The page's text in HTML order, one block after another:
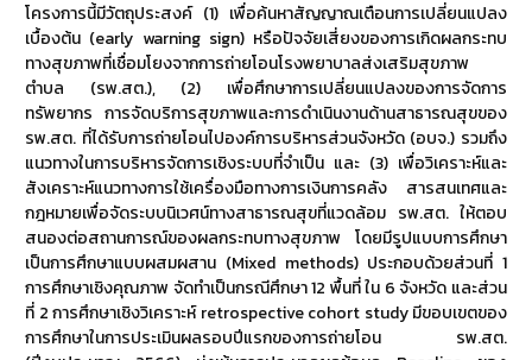
โครงการนี้มีวัตถุประสงค์ (1) เพื่อค้นหาสัญญาณเตือนการเปลี่ยนแปลง
เบื้องต้น (early warning sign) หรือปัจจัยเสี่ยงของการเกิดผลกระทบ
ทางสุขภาพที่เชื่อมโยงจากการถ่ายโอนโรงพยาบาลส่งเสริมสุขภาพ
ตำบล (รพ.สต.), (2) เพื่อศึกษาการเปลี่ยนแปลงของการจัดการ
ทรัพยากร การจัดบริการสุขภาพและการดำเนินงานด้านสาธารณสุขของ
รพ.สต. ที่ได้รับการถ่ายโอนไปองค์การบริหารส่วนจังหวัด (อบจ.) รวมถึง
แนวทางในการบริหารจัดการเชิงระบบที่จำเป็น และ (3) เพื่อวิเคราะห์และ
สังเคราะห์แนวทางการใช้เครื่องมือทางการเงินการคลัง สารสนเทศและ
กฎหมายเพื่อจัดระบบนิเวศน์ทางสาธารณสุขที่แวดล้อม รพ.สต. ให้ตอบ
สนองต่อสถานการณ์ของผลกระทบทางสุขภาพ โดยมีรูปแบบการศึกษา
เป็นการศึกษาแบบผสมผสาน (Mixed methods) ประกอบด้วยส่วนที่ 1
การศึกษาเชิงคุณภาพ จัดทำเป็นกรณีศึกษา 12 พื้นที่ ใน 6 จังหวัด และส่วน
ที่ 2 การศึกษาเชิงวิเคราะห์ retrospective cohort study มีขอบเขตของ
การศึกษาในการประเมินผลรอบปีแรกของการถ่ายโอน รพ.สต.